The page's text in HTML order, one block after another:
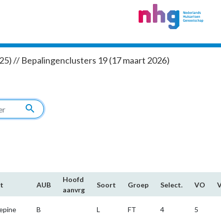
// Bepalingenclusters 19 (17 maart 2026)
search
AUB
Hoofd​
aanvrg
Soort Groep Select. VO
B L FT 4 5